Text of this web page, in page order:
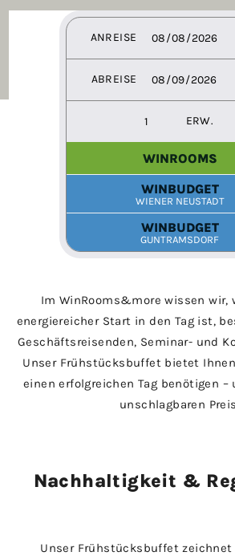
Im WinRooms&more wissen wir,
energiereicher Start in den Tag ist,
Geschäftsreisenden, Seminar- und
Unser Frühstücksbuffet bietet
einen erfolgreichen Tag benötigen –
unschlagbaren
Nachhaltig­keit &
Unser Frühstücksbuffet